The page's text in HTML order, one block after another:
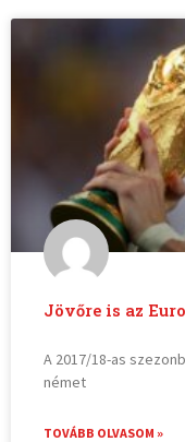
Jövőre is az
A 2017/18-as
német
TOVÁBB OLVASOM »